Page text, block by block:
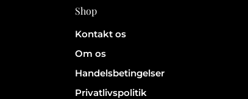
Shop
Kontakt os
Om os
Handelsbetingelser
Privatlivspolitik